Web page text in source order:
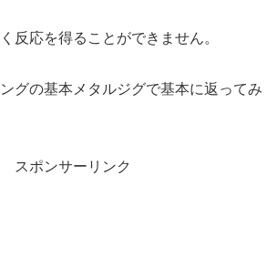
反応を得ることができません。
グの基本メタルジグで基本に返ってみ
スポンサーリンク